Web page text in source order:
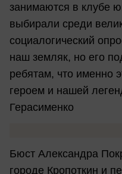
занимаются в клубе
выбирали среди
социалогический
наш земляк, но его
ребятам, что именно
героем и нашей
Герасименко
Бюст Александра
городе Кропоткин и